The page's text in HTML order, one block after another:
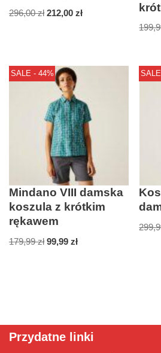
296,00zł 212,00 zł
SALE - 44%
Mindano VIII damska
koszula z krótkim
rękawem
179,99zł 99,99 zł
Przydatne linki